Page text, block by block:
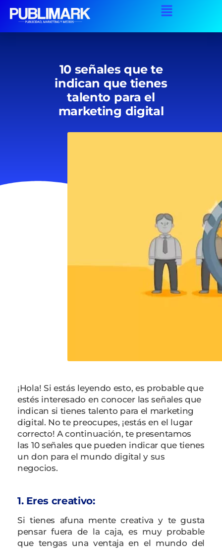
10 señales que te
indican que tienes
talento para el
marketing digital
¡Hola! Si estás leyendo esto, es probable que
estés interesado en conocer las señales que
indican si tienes talento para el marketing
digital. No te preocupes, ¡estás en el lugar
correcto! A continuación, te presentamos
las 10 señales que pueden indicar que tienes
un don para el mundo digital y sus
negocios.
1. Eres creativo:
Si tienes afuna mente creativa y te gusta
pensar fuera de la caja, es muy probable
que tengas una ventaja en el mundo del